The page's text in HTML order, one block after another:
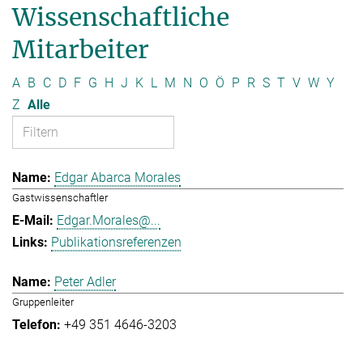
Wissenschaftliche
Mitarbeiter
A B C D F G H J K L M N O Ö P R S T V W Y
Z Alle
Edgar Abarca Morales
Gastwissenschaftler
Edgar.Morales@...
Publikationsreferenzen
Peter Adler
Gruppenleiter
+49 351 4646-3203